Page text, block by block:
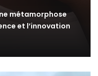
métamorphose
et l’innovation